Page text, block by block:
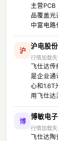
主营
品覆盖光
中富电路
沪
沪电股份
行情加载
飞仕达传
是企业通
心和1.6T
用飞仕达
博
博敏电子
行情加载
飞仕达陶